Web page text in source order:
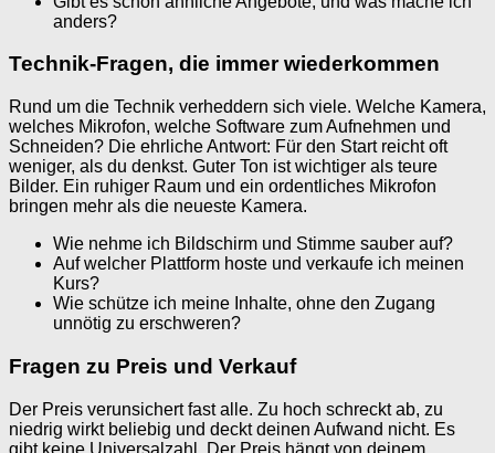
anders?
Technik-Fragen, die immer wiederkommen
Rund um die Technik verheddern sich viele. Welche Kamera,
welches Mikrofon, welche Software zum Aufnehmen und
Schneiden? Die ehrliche Antwort: Für den Start reicht oft
weniger, als du denkst. Guter Ton ist wichtiger als teure
Bilder. Ein ruhiger Raum und ein ordentliches Mikrofon
bringen mehr als die neueste Kamera.
Wie nehme ich Bildschirm und Stimme sauber auf?
Auf welcher Plattform hoste und verkaufe ich meinen
Kurs?
Wie schütze ich meine Inhalte, ohne den Zugang
unnötig zu erschweren?
Fragen zu Preis und Verkauf
Der Preis verunsichert fast alle. Zu hoch schreckt ab, zu
niedrig wirkt beliebig und deckt deinen Aufwand nicht. Es
gibt keine Universalzahl. Der Preis hängt von deinem